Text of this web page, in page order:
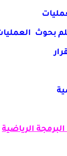
بحوث
الرياضية